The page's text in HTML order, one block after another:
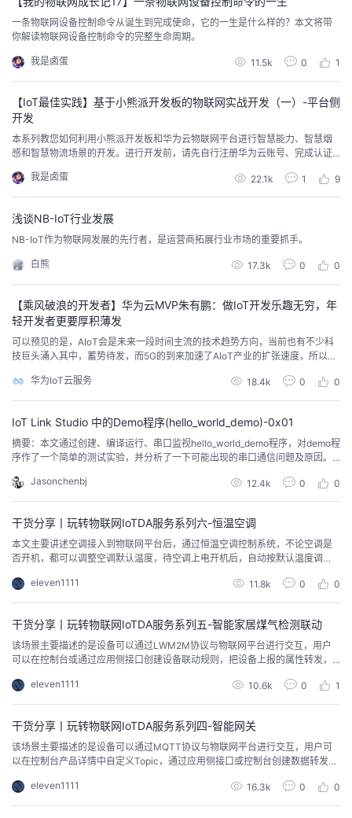
一条物联网设备控制命令从诞生到完成使命，它的一生是什么样的？本文将带
你解读物联网设备控制命令的完整生命周期。
我是卤蛋 11.5k 0 1
【IoT最佳实践】基于小熊派开发板的物联网实战开发（一）-平台侧
开发
本系列教您如何利用小熊派开发板和华为云物联网平台进行智慧能力、智慧烟
感和智慧物流场景的开发。进行开发前，请先自行注册华为云账号、完成认证
目”；输入项目名称“HCIP_IoT”，选择所属行业“公共事业（NB-IoT）”，点击
“确定”；保存返回的秘钥后进入项目；点击左侧“产品开发”；点击“新建产品”；
我是卤蛋 22.1k 1 9
浅谈NB-IoT行业发展
NB-IoT作为物联网发展的先行者，是运营商拓展行业市场的重要抓手。
白熊 17.3k 0 0
【乘风破浪的开发者】华为云MVP朱有鹏：做IoT开发乐趣无穷，年
轻开发者更要厚积薄发
可以预见的是，AIoT会是未来一段时间主流的技术趋势方向，当前也有不少科
技巨头涌入其中，蓄势待发，而5G的到来加速了AIoT产业的扩张速度，所以如
华为IoT云服务
18.4k 0 0
IoT Link Studio 中的Demo程序(hello_world_demo)-0x01
摘要：本文通过创建、编译运行、串口监视hello_world_demo程序，对demo程
序作了一个简单的测试实验，并分析了一下可能出现的串口通信问题及原因。
发的可以集成到VS Code中使用的IoT 开发环境。在里面包括了一些使用Lite O
S 的程序实例模板，例如hello_world_d...
Jasonchenbj 12.4k 0 0
干货分享丨玩转物联网IoTDA服务系列六-恒温空调
本文主要讲述空调接入到物联网平台后，通过恒温空调控制系统，不论空调是
否开机，都可以调整空调默认温度，待空调上电开机后，自动按默认温度调
eleven1111
11.8k 0 0
干货分享丨玩转物联网IoTDA服务系列五-智能家居煤气检测联动
该场景主要描述的是设备可以通过LWM2M协议与物联网平台进行交互，用户
可以在控制台或通过应用侧接口创建设备联动规则，把设备上报的属性转发，
eleven1111
10.6k 0 1
干货分享丨玩转物联网IoTDA服务系列四-智能网关
该场景主要描述的是设备可以通过MQTT协议与物联网平台进行交互，用户可
以在控制台产品详情中自定义Topic，通过应用侧接口或控制台创建数据转发规
eleven1111
16.3k 0 0